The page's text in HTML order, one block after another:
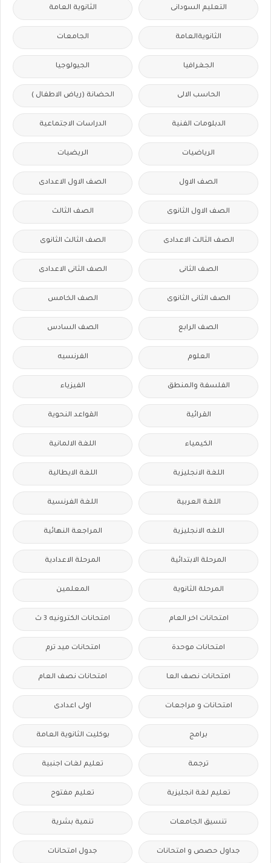
التعليم السودانى الثانوية العامة
الثانويةالعامة الجامعات
الجغرافيا الجيولوجيا
الحاسب الالى الحضانة (رياض الاطفال )
الدبلومات الفنية الدراسات الاجتماعية
الرياضيات الريضيات
الصف الاول الصف الاول الاعدادى
الصف الاول الثانوى الصف الثالث
الصف الثالث الاعدادى الصف الثالث الثانوى
الصف الثانى الصف الثانى الاعدادى
الصف الثانى الثانوى الصف الخامس
الصف الرابع الصف السادس
العلوم الفرنسيه
الفلسفة والمنطق الفيزياء
القرائية القواعد النحوية
الكيمياء اللغة الالمانية
اللغة الانجليزية اللغة الايطالية
اللغة العربية اللغة الفرنسية
اللغه الانجليزية المراجعة النهائية
المرحلة الابتدائية المرحلة الاعدادية
المرحلة الثانوية المعلمين
امتحانات اخر العام امتحانات الكترونيه 3 ث
امتحانات موحدة امتحانات ميد ترم
امتحانات نصف العا امتحانات نصف العام
امتحانات و مراجعات اولى اعدادى
برامج بوكليت الثانوية العامة
ترجمة تعليم لغات اجنبية
تعليم لغة انجليزية تعليم مفتوح
تنسيق الجامعات تنمية بشرية
جداول حصص و امتحانات جدول امتحانات